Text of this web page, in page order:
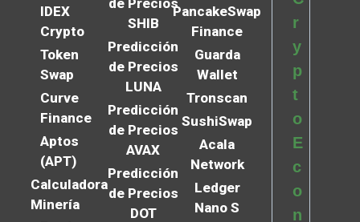
IDEX
Crypto
Token
Swap
Curve
Finance
Aptos
(APT)
Calculadora
Minería
de Precios
SHIB
Predicción
de Precios
LUNA
Predicción
de Precios
AVAX
Predicción
de Precios
DOT
PancakeSwap
Finance
Guarda
Wallet
Tronscan
SushiSwap
Acala
Network
Ledger
Nano S
r
y
p
t
o
E
c
o
n